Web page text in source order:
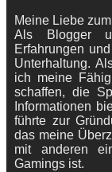
Meine Liebe
Als Blogger
Erfahrungen
Unterhaltung.
ich meine
schaffen, die
Informationen
führte zur
das meine
mit anderen
Gamings ist.